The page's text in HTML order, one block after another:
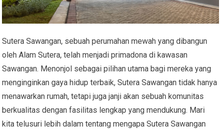
Sutera Sawangan, sebuah perumahan mewah yang dibangun
oleh Alam Sutera, telah menjadi primadona di kawasan
Sawangan. Menonjol sebagai pilihan utama bagi mereka yang
menginginkan gaya hidup terbaik, Sutera Sawangan tidak hanya
menawarkan rumah, tetapi juga janji akan sebuah komunitas
berkualitas dengan fasilitas lengkap yang mendukung. Mari
kita telusuri lebih dalam tentang mengapa Sutera Sawangan